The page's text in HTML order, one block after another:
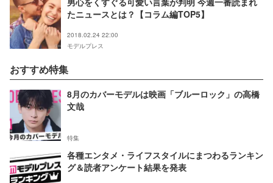
たニュースとは？【コラム編TOP5】
2018.02.24 22:00
モデルプレス
おすすめ特集
8月のカバーモデルは映画「ブルーロック」の高橋
文哉
特集
各種エンタメ・ライフスタイルにまつわるランキン
グ＆読者アンケート結果を発表